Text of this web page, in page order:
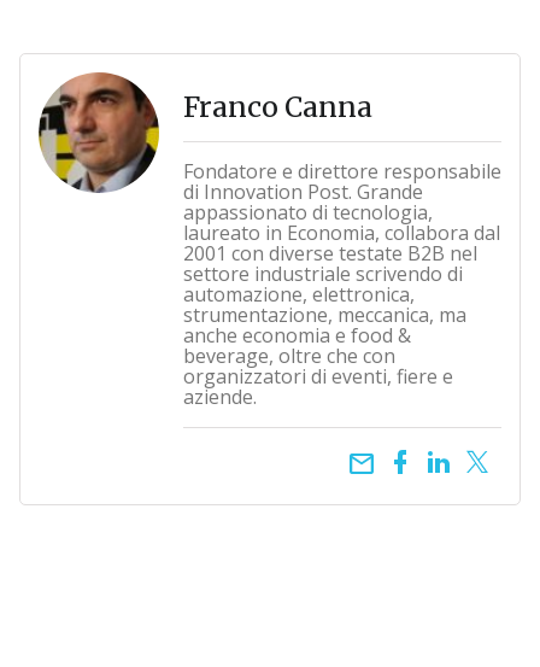
Franco Canna
Fondatore e direttore responsabile
di Innovation Post. Grande
appassionato di tecnologia,
laureato in Economia, collabora dal
2001 con diverse testate B2B nel
settore industriale scrivendo di
automazione, elettronica,
strumentazione, meccanica, ma
anche economia e food &
beverage, oltre che con
organizzatori di eventi, fiere e
aziende.
email